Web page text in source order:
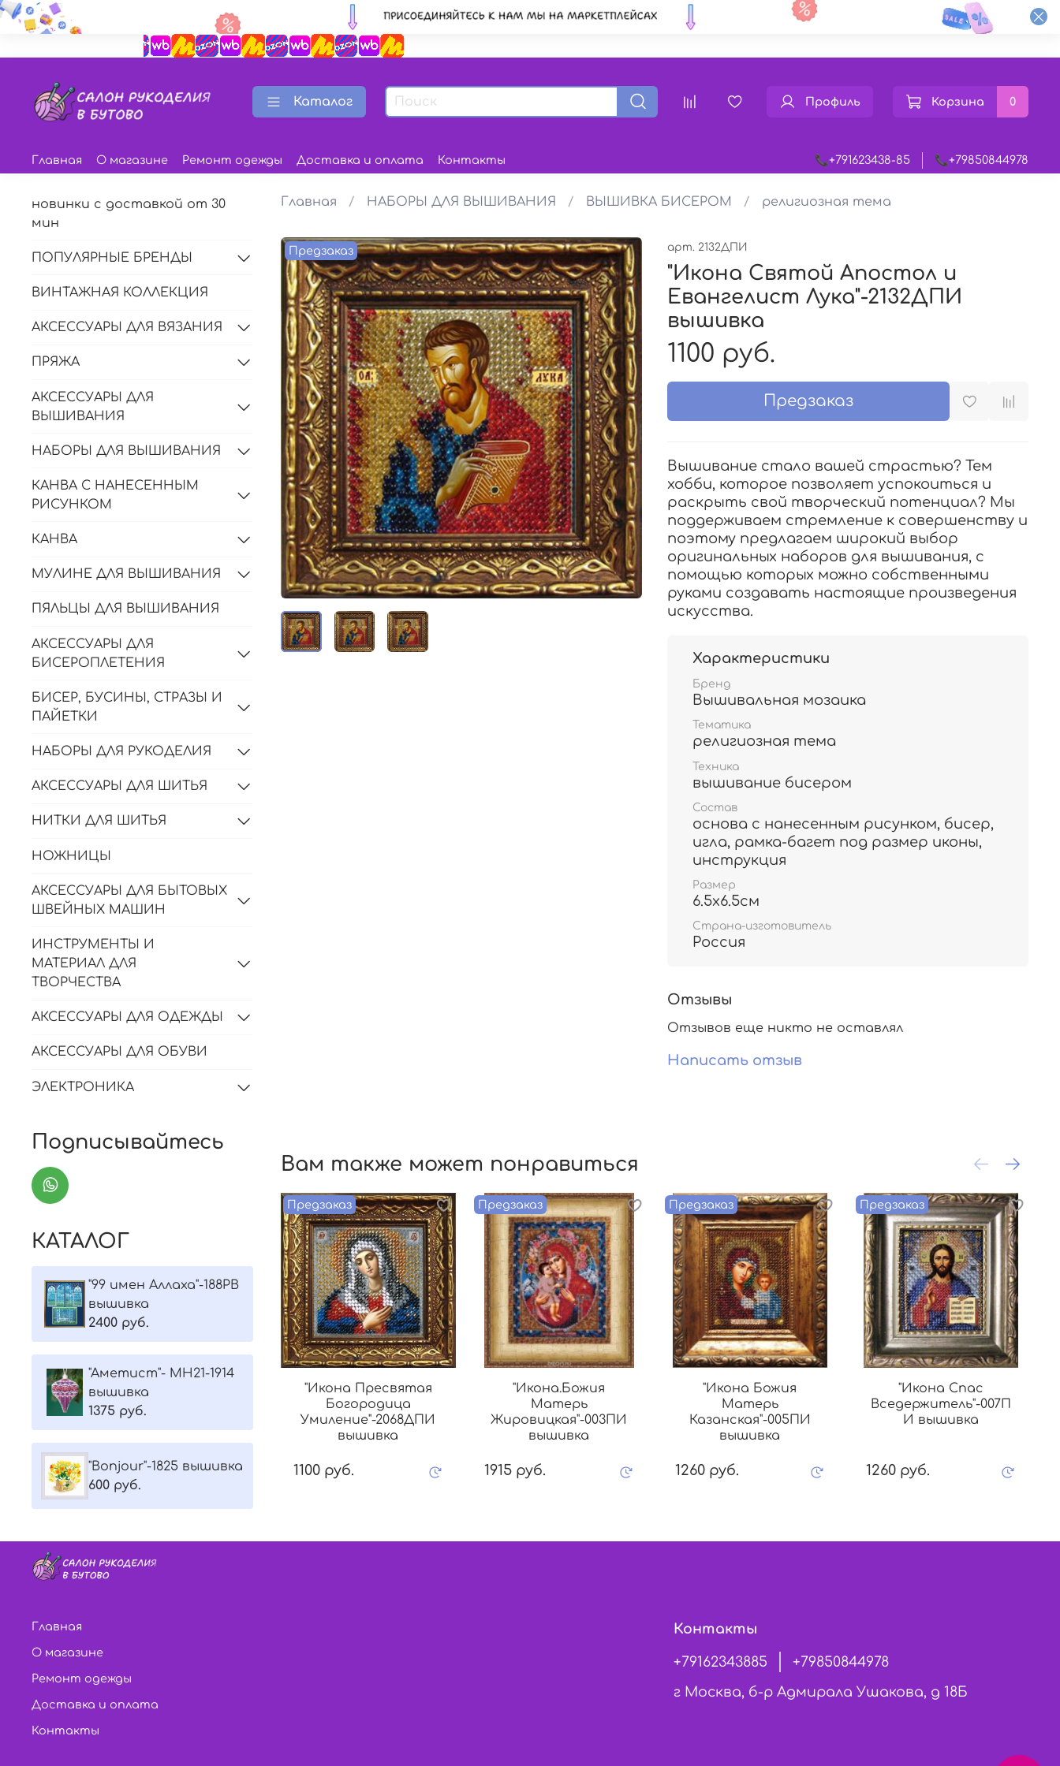
Каталог Профиль Корзина 0
Главная О магазине Ремонт одежды Доставка и оплата Контакты 📞+791623438-85 📞+79850844978
Главная НАБОРЫ ДЛЯ ВЫШИВАНИЯ ВЫШИВКА БИСЕРОМ религиозная тема
Предзаказ арт. 2132ДПИ
"Икона Святой Апостол и
Евангелист Лука"-2132ДПИ
вышивка
1100 руб.
Предзаказ
Вышивание стало вашей страстью? Тем
хобби, которое позволяет успокоиться и
раскрыть свой творческий потенциал? Мы
поддерживаем стремление к совершенству и
поэтому предлагаем широкий выбор
оригинальных наборов для вышивания, с
помощью которых можно собственными
руками создавать настоящие произведения
искусства.
Характеристики
Бренд
Вышивальная мозаика
Тематика
религиозная тема
Техника
вышивание бисером
Состав
основа с нанесенным рисунком, бисер,
игла, рамка-багет под размер иконы,
инструкция
Размер
6.5х6.5см
Страна-изготовитель
Россия
Отзывы
Отзывов еще никто не оставлял
Написать отзыв
Вам также может понравиться
Предзаказ
"Икона Пресвятая
Богородица
Умиление"-2068ДПИ
вышивка
1100 руб.
Предзаказ
"Икона.Божия
Матерь
Жировицкая"-003ПИ
вышивка
1915 руб.
Предзаказ
"Икона Божия
Матерь
Казанская"-005ПИ
вышивка
1260 руб.
Предзаказ
"Икона Спас
Вседержитель"-007П
И вышивка
1260 руб.
новинки с доставкой от 30
мин
ПОПУЛЯРНЫЕ БРЕНДЫ
ВИНТАЖНАЯ КОЛЛЕКЦИЯ
АКСЕССУАРЫ ДЛЯ ВЯЗАНИЯ
ПРЯЖА
АКСЕССУАРЫ ДЛЯ
ВЫШИВАНИЯ
НАБОРЫ ДЛЯ ВЫШИВАНИЯ
КАНВА С НАНЕСЕННЫМ
РИСУНКОМ
КАНВА
МУЛИНЕ ДЛЯ ВЫШИВАНИЯ
ПЯЛЬЦЫ ДЛЯ ВЫШИВАНИЯ
АКСЕССУАРЫ ДЛЯ
БИСЕРОПЛЕТЕНИЯ
БИСЕР, БУСИНЫ, СТРАЗЫ И
ПАЙЕТКИ
НАБОРЫ ДЛЯ РУКОДЕЛИЯ
АКСЕССУАРЫ ДЛЯ ШИТЬЯ
НИТКИ ДЛЯ ШИТЬЯ
НОЖНИЦЫ
АКСЕССУАРЫ ДЛЯ БЫТОВЫХ
ШВЕЙНЫХ МАШИН
ИНСТРУМЕНТЫ И
МАТЕРИАЛ ДЛЯ
ТВОРЧЕСТВА
АКСЕССУАРЫ ДЛЯ ОДЕЖДЫ
АКСЕССУАРЫ ДЛЯ ОБУВИ
ЭЛЕКТРОНИКА
Подписывайтесь
КАТАЛОГ
"99 имен Аллаха"-188РВ
вышивка
2400 руб.
"Aметист"- МH21-1914
вышивка
1375 руб.
"Bonjour"-1825 вышивка
600 руб.
Главная
О магазине
Ремонт одежды
Доставка и оплата
Контакты
Контакты
+79162343885
+79850844978
г Москва, б-р Адмирала Ушакова, д 18Б